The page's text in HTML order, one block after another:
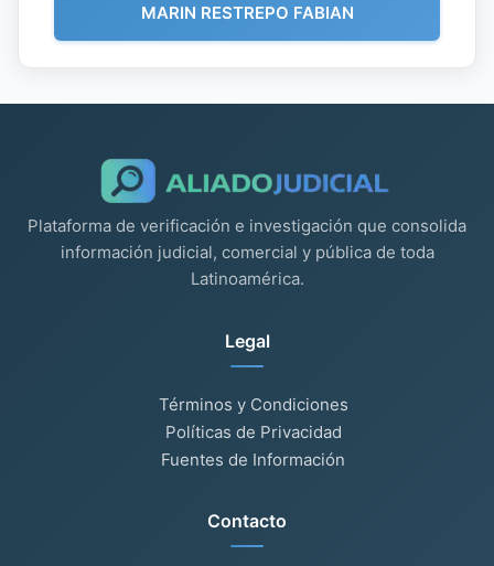
MARIN RESTREPO FABIAN
Plataforma de verificación e investigación que consolida
información judicial, comercial y pública de toda
Latinoamérica.
Legal
Términos y Condiciones
Políticas de Privacidad
Fuentes de Información
Contacto